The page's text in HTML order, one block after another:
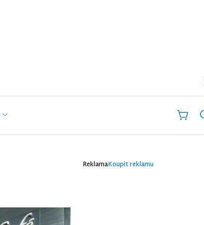
ReklamaKoupit reklamu